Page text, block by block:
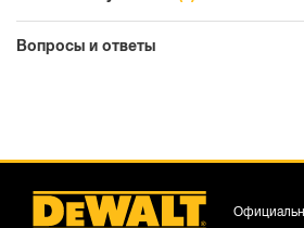
Вопросы и ответы